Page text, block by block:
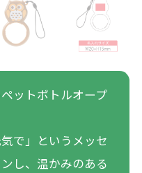
ットボトルオープ
で」というメッセ
し、温かみのある